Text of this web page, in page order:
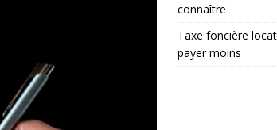
connaître
Taxe foncière
payer moins